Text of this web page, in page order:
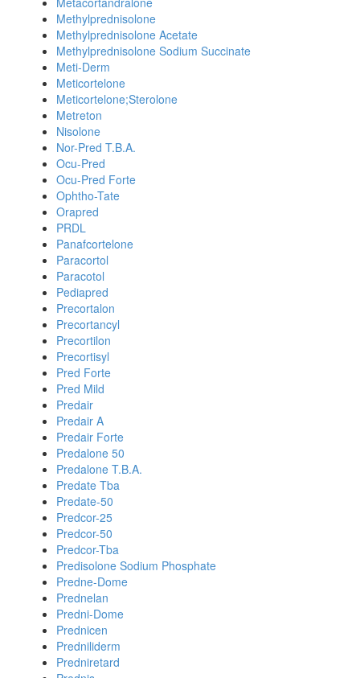
Methylprednisolone
Methylprednisolone Acetate
Methylprednisolone Sodium Succinate
Meti-Derm
Meticortelone
Meticortelone;Sterolone
Metreton
Nisolone
Nor-Pred T.B.A.
Ocu-Pred
Ocu-Pred Forte
Ophtho-Tate
Orapred
PRDL
Panafcortelone
Paracortol
Paracotol
Pediapred
Precortalon
Precortancyl
Precortilon
Precortisyl
Pred Forte
Pred Mild
Predair
Predair A
Predair Forte
Predalone 50
Predalone T.B.A.
Predate Tba
Predate-50
Predcor-25
Predcor-50
Predcor-Tba
Predisolone Sodium Phosphate
Predne-Dome
Prednelan
Predni-Dome
Prednicen
Predniliderm
Predniretard